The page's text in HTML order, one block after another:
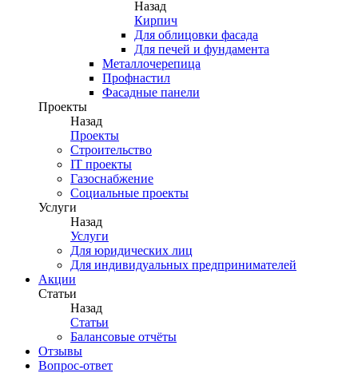
Назад
Кирпич
Для облицовки фасада
Для печей и фундамента
Металлочерепица
Профнастил
Фасадные панели
Проекты
Назад
Проекты
Строительство
IT проекты
Газоснабжение
Социальные проекты
Услуги
Назад
Услуги
Для юридических лиц
Для индивидуальных предпринимателей
Акции
Статьи
Назад
Статьи
Балансовые отчёты
Отзывы
Вопрос-ответ